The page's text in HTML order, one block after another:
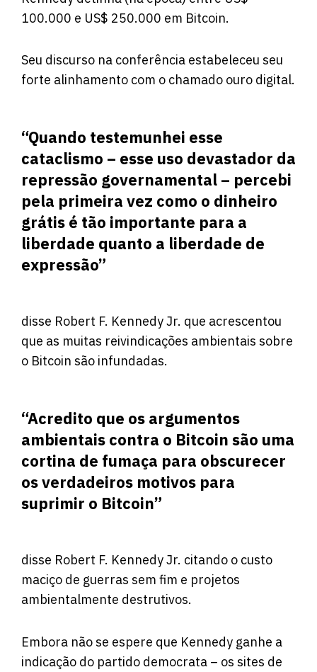
100.000 e US$ 250.000 em Bitcoin.
Seu discurso na conferência estabeleceu seu
forte alinhamento com o chamado ouro digital.
“Quando testemunhei esse
cataclismo – esse uso devastador da
repressão governamental – percebi
pela primeira vez como o dinheiro
grátis é tão importante para a
liberdade quanto a liberdade de
expressão”
disse Robert F. Kennedy Jr. que acrescentou
que as muitas reivindicações ambientais sobre
o Bitcoin são infundadas.
“Acredito que os argumentos
ambientais contra o Bitcoin são uma
cortina de fumaça para obscurecer
os verdadeiros motivos para
suprimir o Bitcoin”
disse Robert F. Kennedy Jr. citando o custo
maciço de guerras sem fim e projetos
ambientalmente destrutivos.
Embora não se espere que Kennedy ganhe a
indicação do partido democrata – os sites de